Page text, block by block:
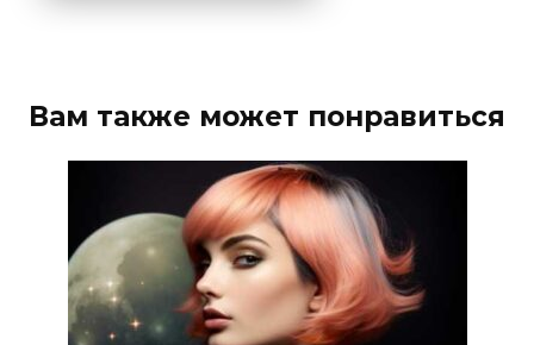
Вам также может понравиться